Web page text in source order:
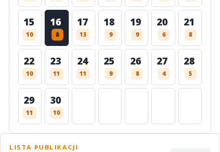
15
10
16
8
17
13
18
9
19
9
20
6
21
8
22
10
23
11
24
11
25
9
26
8
27
4
28
5
29
11
30
10
LISTA PUBLIKACJI